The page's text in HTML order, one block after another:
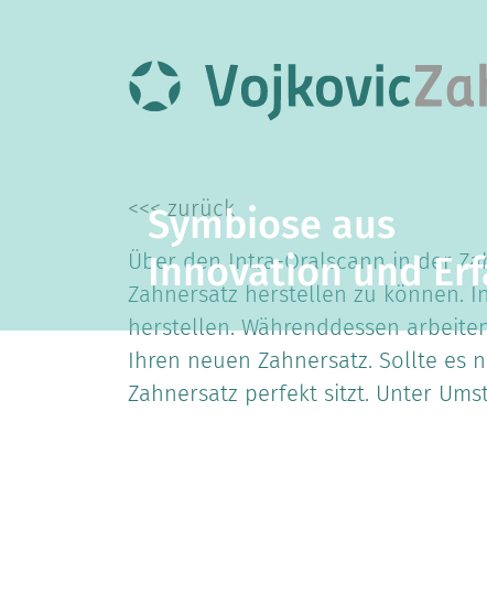
Symbiose aus
Innovation und
<<< zurück
Über den Intra-Oralscann in der
Zahnersatz herstellen zu können.
herstellen. Währenddessen
Ihren neuen Zahnersatz. Sollte es
Zahnersatz perfekt sitzt. Unter